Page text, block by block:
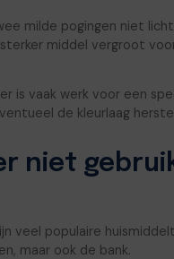
milde pogingen niet
middel vergroot
is vaak werk voor een
de kleurlaag
niet
veel populaire
maar ook de bank.